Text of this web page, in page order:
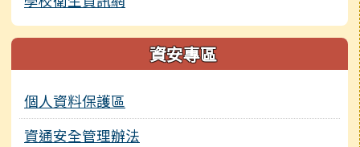
資安專區
個人資料保護區
資通安全管理辦法